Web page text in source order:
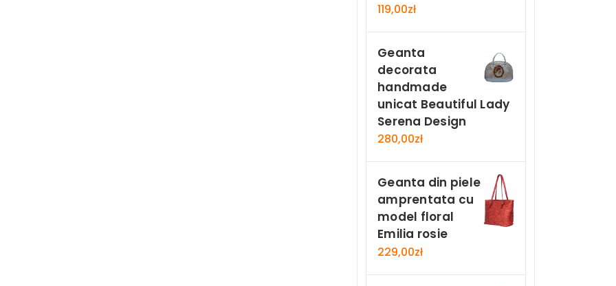
119,00zł
Geanta
decorata
handmade
unicat Beautiful Lady
Serena Design
280,00zł
Geanta din piele
amprentata cu
model floral
Emilia rosie
229,00zł